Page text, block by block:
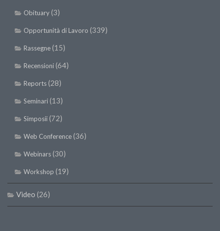
Obituary(3)
Opportunità di Lavoro (339)
Rassegne(15)
Recensioni(64)
Reports(28)
Seminari(13)
Simposii(72)
Web Conference(36)
Webinars(30)
Workshop (19)
Video (26)